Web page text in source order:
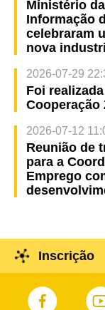
Ministério
Informação
celebraram
nova
2026-07-29
Foi
Cooperação
2026-07-12
Reunião de
para a
Emprego
Inscrição